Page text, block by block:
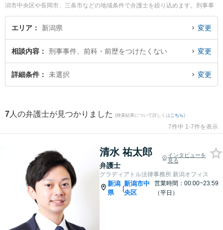
潟市中央区や長岡市、三条市などの地域条件で弁護士を絞り込めます。刑事事
件に関係する加害者側や少年犯罪、再犯・前科あり等の細かな分野での絞り込
み検索もでき便利です。特にグラディアトル法律事務所 新潟オフィスの清水 祐
注目されています。『新潟県で土日や夜間に発生した前科・前歴回避のトラブ
ルを今すぐに弁護士に相談したい』『前科・前歴回避のトラブル解決の実績豊
富な近くの弁護士を検索したい』『初回相談無料で前科・前歴回避を法律相談
エリア 新潟県 変更
相談内容 刑事事件、前科・前歴をつけたくない 変更
詳細条件 未選択 変更
7 人の弁護士が見つかりました (検索結果について詳しくは こちら)
7件中 1-7件を表示
清水 祐太郎
弁護士
インタビューを
見る
グラディアトル法律事務所 新潟オフィス
新潟
県
|
新潟市中
央区
営業時間：00:00~23:59
（平日）